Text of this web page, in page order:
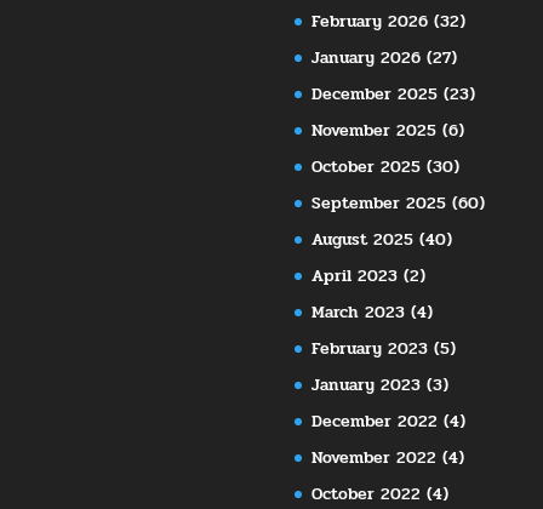
February 2026 (32)
January 2026 (27)
December 2025 (23)
November 2025 (6)
October 2025 (30)
September 2025 (60)
August 2025 (40)
April 2023 (2)
March 2023 (4)
February 2023 (5)
January 2023 (3)
December 2022 (4)
November 2022 (4)
October 2022 (4)